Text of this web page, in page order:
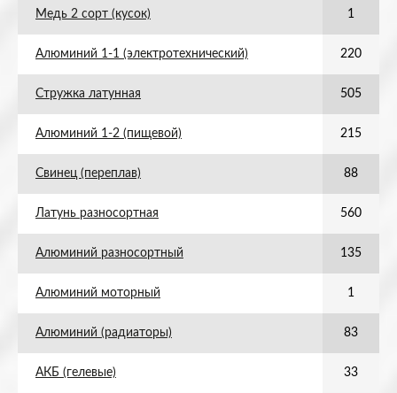
Медь 2 сорт (кусок) 1
Алюминий 1-1 (электротехнический) 220
Стружка латунная 505
Алюминий 1-2 (пищевой) 215
Свинец (переплав) 88
Латунь разносортная 560
Алюминий разносортный 135
Алюминий моторный 1
Алюминий (радиаторы) 83
АКБ (гелевые) 33